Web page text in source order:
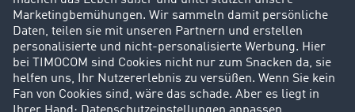
Karriere
Support
Kontakt